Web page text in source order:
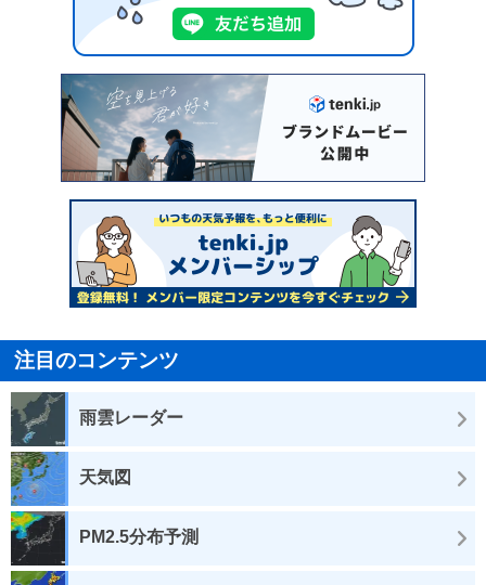
注目のコンテンツ
雨雲レーダー
天気図
PM2.5分布予測